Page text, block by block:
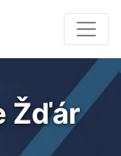
Žďár